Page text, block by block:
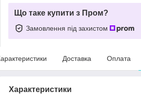
Що таке купити з Пром?
Замовлення під захистом
Доставка Оплата
Характеристики